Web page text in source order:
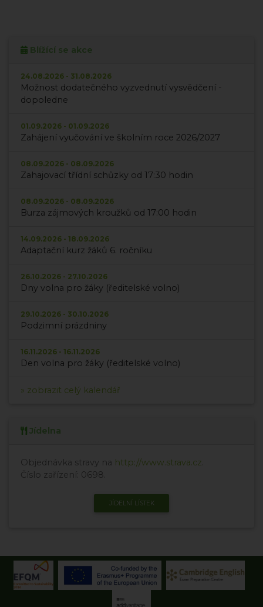
Blížící se akce
24.08.2026 - 31.08.2026
Možnost dodatečného vyzvednutí vysvědčení -
dopoledne
01.09.2026 - 01.09.2026
Zahájení vyučování ve školním roce 2026/2027
08.09.2026 - 08.09.2026
Zahajovací třídní schůzky od 17:30 hodin
08.09.2026 - 08.09.2026
Burza zájmových kroužků od 17:00 hodin
14.09.2026 - 18.09.2026
Adaptační kurz žáků 6. ročníku
26.10.2026 - 27.10.2026
Dny volna pro žáky (ředitelské volno)
29.10.2026 - 30.10.2026
Podzimní prázdniny
16.11.2026 - 16.11.2026
Den volna pro žáky (ředitelské volno)
» zobrazit celý kalendář
Jídelna
Objednávka stravy na http://www.strava.cz
Číslo zařízení: 0698.
JÍDELNÍ LÍSTEK